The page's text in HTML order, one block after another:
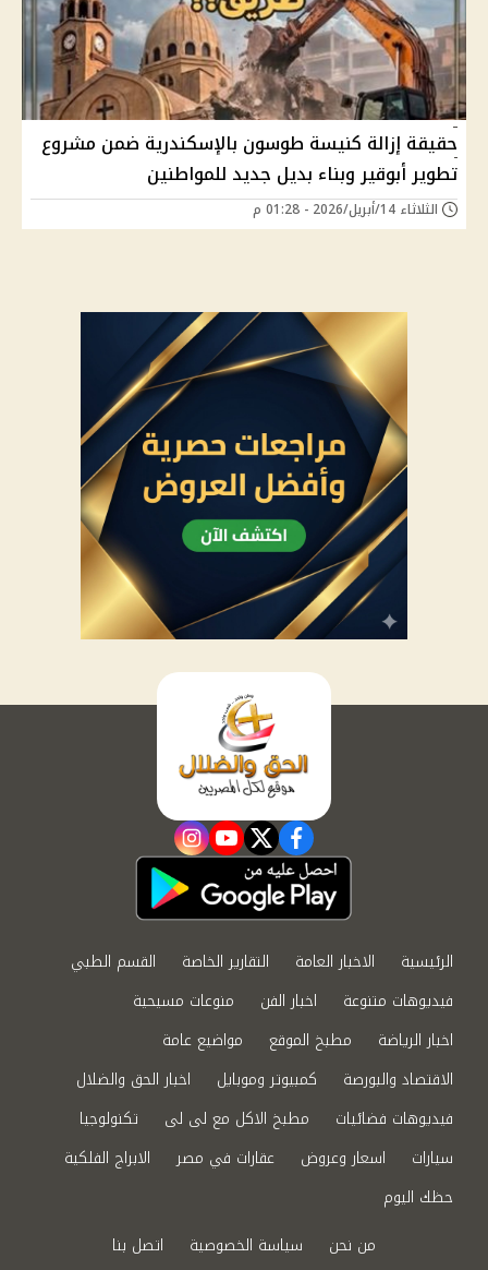
حقيقة إزالة كنيسة طوسون بالإسكندرية ضمن مشروع
تطوير أبوقير وبناء بديل جديد للمواطنين
الثلاثاء 14/أبريل/2026 - 01:28 م
facebook
twitter
youtube
instagram
الرئيسية الاخبار العامة التقارير الخاصة
القسم الطبي
فيديوهات متنوعة
اخبار الفن
منوعات مسيحية
اخبار الرياضة
مطبخ الموقع
مواضيع عامة
الاقتصاد والبورصة
كمبيوتر وموبايل
اخبار الحق والضلال
فيديوهات فضائيات
مطبخ الاكل مع لى لى
تكنولوجيا
سيارات
اسعار وعروض عقارات في مصر
الابراج الفلكية
حظك اليوم
من نحن
سياسة الخصوصية اتصل بنا